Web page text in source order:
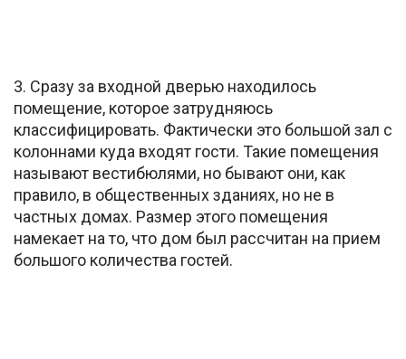
3. Сразу за входной дверью находилось
помещение, которое затрудняюсь
классифицировать. Фактически это большой зал с
колоннами куда входят гости. Такие помещения
называют вестибюлями, но бывают они, как
правило, в общественных зданиях, но не в
частных домах. Размер этого помещения
намекает на то, что дом был рассчитан на прием
большого количества гостей.